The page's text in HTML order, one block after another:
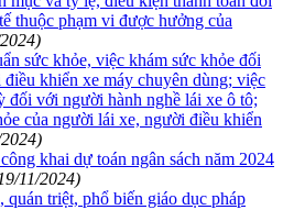
thuộc phạm vi được hưởng của
sức khỏe, việc khám sức khỏe đối
khiển xe máy chuyên dùng; việc
đối với người hành nghề lái xe ô tô;
của người lái xe, người điều khiển
khai dự toán ngân sách năm 2024
11/2024)
triệt, phổ biến giáo dục pháp